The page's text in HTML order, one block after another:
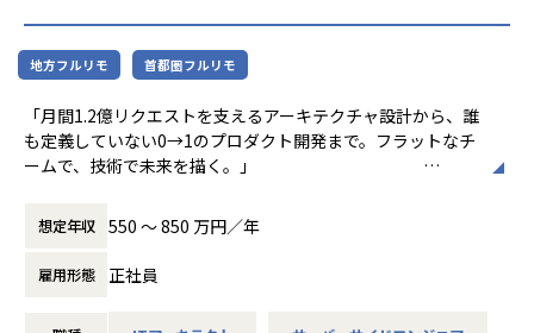
■募集背景
BTMAIZは、「日本をAI先進国に。人生を豊かに。」という
す。
現在、日本では少子高齢化が進行し、生産年齢人口は1995年
の約8,700万人をピークに減少を続け、2040年には約6,000万
な人手不足や採用難が経営課題となっており、限られた人材
その解決策の一つが、AIの社会実装です。
地方フルリモ 首都圏フルリモ
「月間1.2億リクエストを支えるアーキテクチャ設計から、誰
も定義していない0→1のプロダクト開発まで。フラットなチ
ームで、技術で未来を描く。」
■お仕事内容
「DX Suite」「AnyData Vision」「AnyData Forecast」の
新規機能開発・改善に携わっていただきます。
プロダクトの「ビジョン策定→仕様詳細化→設計→実装→テ
想定年収 550 〜 850 万円／年
雇用形態 正社員